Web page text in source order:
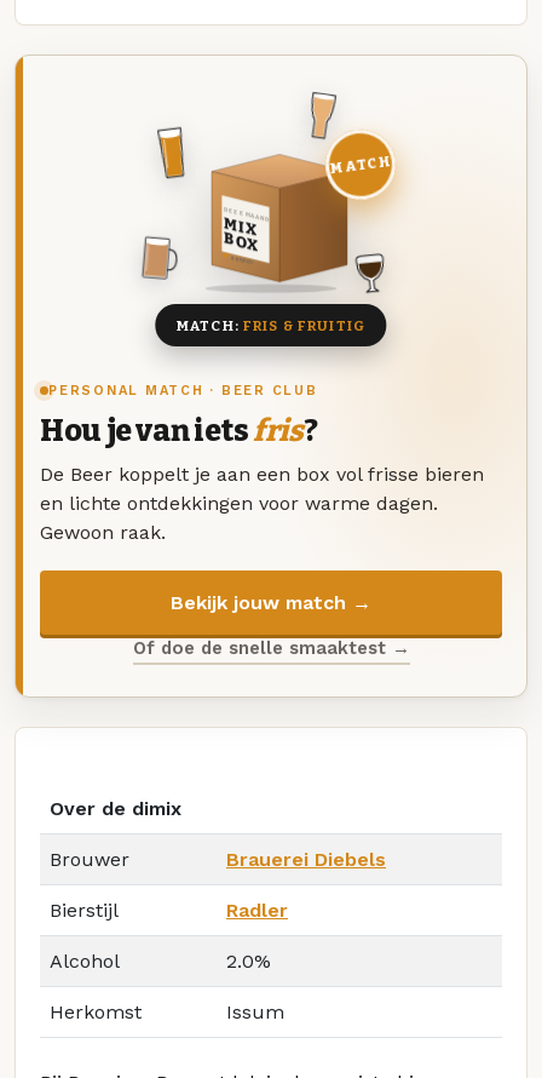
PERSONAL MATCH · BEER CLUB
Hou je van ietsfris?
De Beer koppelt je aan een box vol frisse bieren
en lichte ontdekkingen voor warme dagen.
Gewoon raak.
Bekijk jouw match →
Of doe de snelle smaaktest →
DEZE MAAND
MIX
BOX
8 BIEREN
MATCH
MATCH: FRIS & FRUITIG
Over de dimix
Brouwer Brauerei Diebels
Bierstijl Radler
Alcohol 2.0%
Herkomst Issum